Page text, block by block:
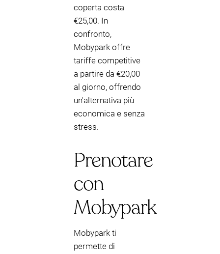
coperta costa
€25,00. In
confronto,
Mobypark offre
tariffe competitive
a partire da €20,00
al giorno, offrendo
un'alternativa più
economica e senza
stress.
Prenotare
con
Mobypark
Mobypark ti
permette di